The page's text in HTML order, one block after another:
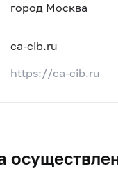
город Москва
ca-cib.ru
https://ca-cib.ru